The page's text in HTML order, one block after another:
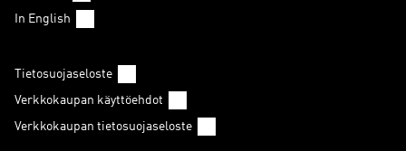
In English
Tietosuojaseloste
Verkkokaupan käyttöehdot
Verkkokaupan tietosuojaseloste